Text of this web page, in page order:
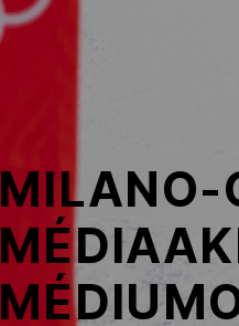
OVEP
MILANO-